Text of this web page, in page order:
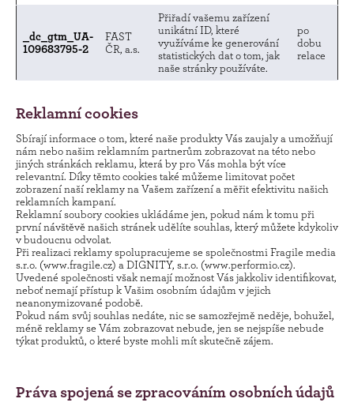
_dc_gtm_UA-
109683795-2
FAST
ČR, a.s.
Přiřadí vašemu zařízení
unikátní ID, které
využíváme ke generování
statistických dat o tom, jak
naše stránky používáte.
po
dobu
relace
Reklamní cookies
Sbírají informace o tom, které naše produkty Vás zaujaly a umožňují
nám nebo našim reklamním partnerům zobrazovat na této nebo
jiných stránkách reklamu, která by pro Vás mohla být více
relevantní. Díky těmto cookies také můžeme limitovat počet
zobrazení naší reklamy na Vašem zařízení a měřit efektivitu našich
reklamních kampaní.
Reklamní soubory cookies ukládáme jen, pokud nám k tomu při
první návštěvě našich stránek udělíte souhlas, který můžete kdykoliv
v budoucnu odvolat.
Při realizaci reklamy spolupracujeme se společnostmi Fragile media
s.r.o. (www.fragile.cz) a DIGNITY, s.r.o. (www.performio.cz).
Uvedené společnosti však nemají možnost Vás jakkoliv identifikovat,
neboť nemají přístup k Vašim osobním údajům v jejich
neanonymizované podobě.
Pokud nám svůj souhlas nedáte, nic se samozřejmě neděje, bohužel,
méně reklamy se Vám zobrazovat nebude, jen se nejspíše nebude
týkat produktů, o které byste mohli mít skutečně zájem.
Práva spojená se zpracováním osobních údajů